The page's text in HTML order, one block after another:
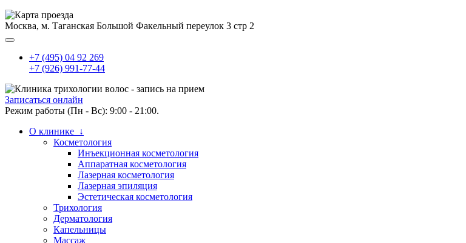
Москва, м. Таганская Большой Факельный переулок 3 стр 2
+7 (495) 04 92 269
+7 (926) 991-77-44
Записаться онлайн
Режим работы (Пн - Вс): 9:00 - 21:00.
О клинике ↓
Косметология
Инъекционная косметология
Аппаратная косметология
Лазерная косметология
Лазерная эпиляция
Эстетическая косметология
Трихология
Дерматология
Капельницы
Массаж